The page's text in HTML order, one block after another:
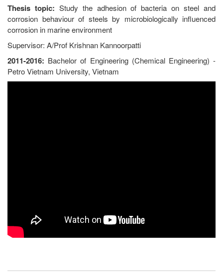
Thesis topic: Study the adhesion of bacteria on steel and
corrosion behaviour of steels by microbiologically influenced
corrosion in marine environment
Supervisor: A/Prof Krishnan Kannoorpatti
2011-2016: Bachelor of Engineering (Chemical Engineering) -
Petro Vietnam University, Vietnam